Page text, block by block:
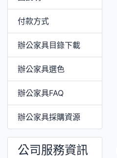
付款方式
辦公家具目錄下載
辦公家具選色
辦公家具FAQ
辦公家具採購資源
公司服務資訊